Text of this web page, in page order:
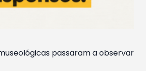
passaram a observar